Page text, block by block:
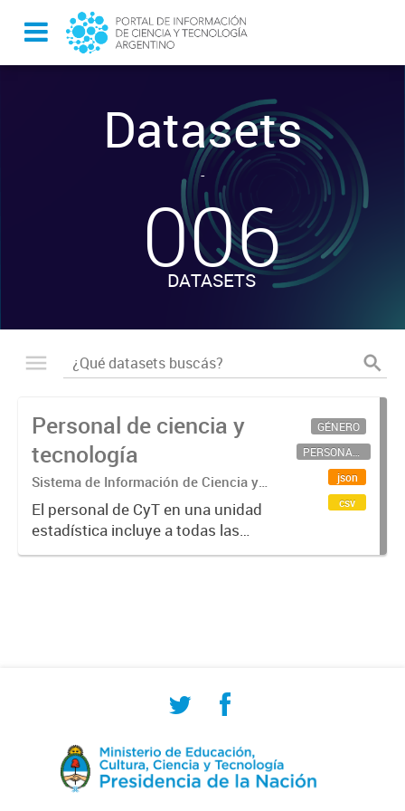
Datasets
-
006
DATASETS
Personal de ciencia y
tecnología
Sistema de Información de Ciencia y
Tecnología Argentino (SICYTAR)
El personal de CyT en una unidad
estadística incluye a todas las
personas involucradas
GÉNERO
PERSONAL CIENTÍFICO-TECNOLÓGICO
json
csv